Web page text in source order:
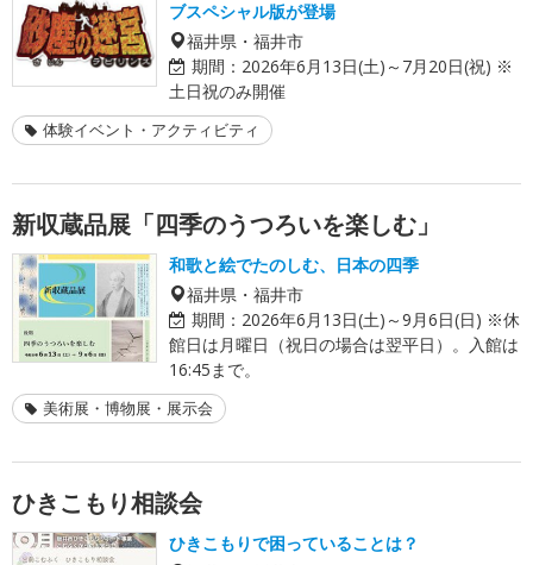
ブスペシャル版が登場
福井県・福井市
期間： 2026年6月13日(土)～7月20日(祝) ※
土日祝のみ開催
体験イベント・アクティビティ
新収蔵品展「四季のうつろいを楽しむ」
和歌と絵でたのしむ、日本の四季
福井県・福井市
期間： 2026年6月13日(土)～9月6日(日) ※休
館日は月曜日（祝日の場合は翌平日）。入館は
16:45まで。
美術展・博物展・展示会
ひきこもり相談会
ひきこもりで困っていることは？